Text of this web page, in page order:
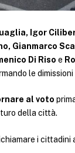
Igor
Gianmarco
Di Riso e
le
al voto
della città.
i cittadini